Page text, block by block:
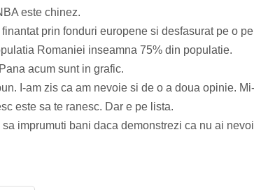
este chinez.
prin fonduri europene si desfasurat pe o
Romaniei inseamna 75% din populatie.
acum sunt in grafic.
I-am zis ca am nevoie si de o a doua opinie.
este sa te ranesc. Dar e pe lista.
imprumuti bani daca demonstrezi ca nu ai